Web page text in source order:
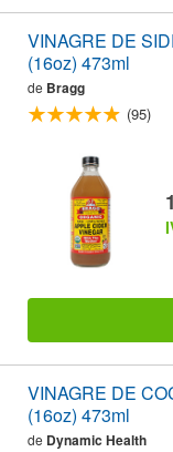
VINAGRE DE
(16oz) 473ml
de Bragg
(95)
VINAGRE DE
(16oz) 473ml
de Dynamic Health